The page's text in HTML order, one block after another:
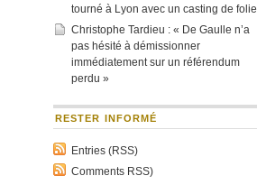
tourné à Lyon avec un casting de folie
Christophe Tardieu : « De Gaulle n’a
pas hésité à démissionner
immédiatement sur un référendum
perdu »
RESTER INFORMÉ
Entries (RSS)
Comments RSS)